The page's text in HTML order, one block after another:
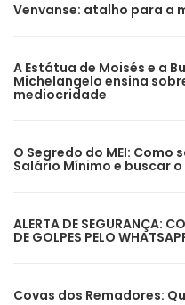
Venvanse: atalho para a
A Estátua de Moisés e a
Michelangelo ensina
mediocridade
O Segredo do MEI: Como
Salário Mínimo e buscar o
ALERTA DE SEGURANÇA:
DE GOLPES PELO
Covas dos Remadores: